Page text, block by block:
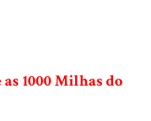
1000 Milhas do